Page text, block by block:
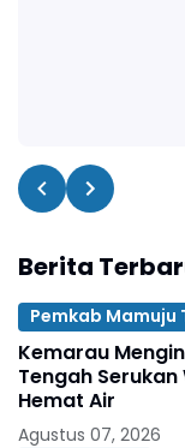
Berita
Pemkab Mamuju
Kemarau
Tengah
Hemat Air
Agustus 07, 2026